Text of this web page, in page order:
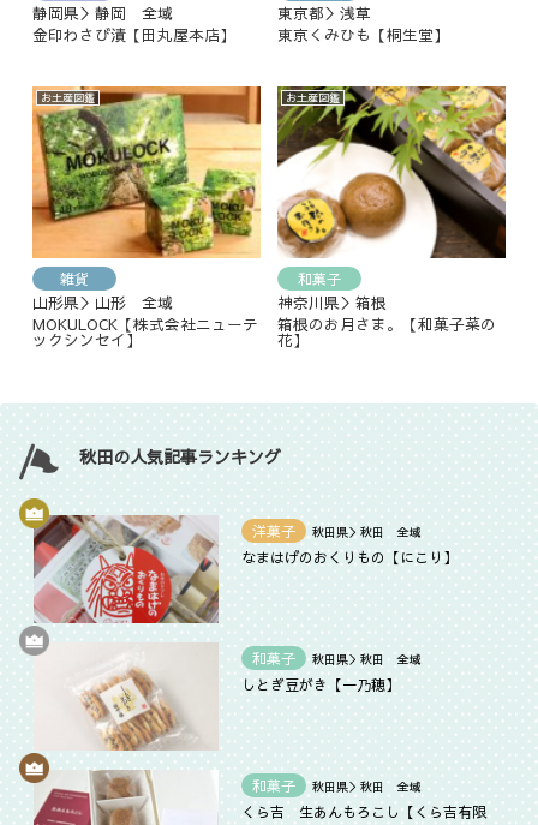
静岡県＞静岡 全域
金印わさび漬【田丸屋本店】
東京都＞浅草
東京くみひも【桐生堂】
お土産図鑑
雑貨
山形県＞山形 全域
MOKULOCK【株式会社ニューテ
ックシンセイ】
お土産図鑑
和菓子
神奈川県＞箱根
箱根のお月さま。【和菓子菜の
花】
秋田の人気記事ランキング
洋菓子 秋田県＞秋田 全域
なまはげのおくりもの【にこり】
和菓子 秋田県＞秋田 全域
しとぎ豆がき【一乃穂】
和菓子 秋田県＞秋田 全域
くら吉 生あんもろこし【くら吉有限